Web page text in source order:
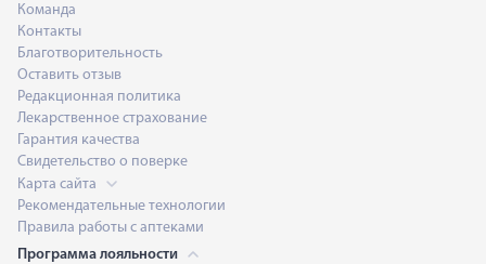
Команда
Контакты
Благотворительность
Оставить отзыв
Редакционная политика
Лекарственное страхование
Гарантия качества
Свидетельство о поверке
Карта сайта
Рекомендательные технологии
Правила работы с аптеками
Программа лояльности